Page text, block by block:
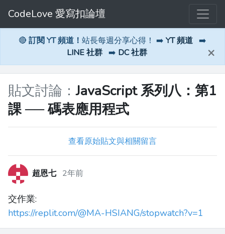
CodeLove 愛寫扣論壇
🔴 訂閱 YT 頻道！ 站長每週分享心得！ ➡️ YT 頻道 ➡️
LINE 社群 ➡️ DC 社群 ×
貼文討論：JavaScript 系列八：第1
課 ── 碼表應用程式
查看原始貼文與相關留言
超恩七 2年前
交作業:
https://replit.com/@MA-HSIANG/stopwatch?v=1